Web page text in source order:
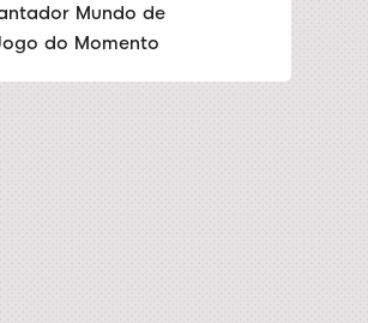
Mundo de
do Momento